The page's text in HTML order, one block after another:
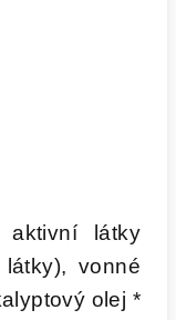
aktivní látky
vonné
olej *